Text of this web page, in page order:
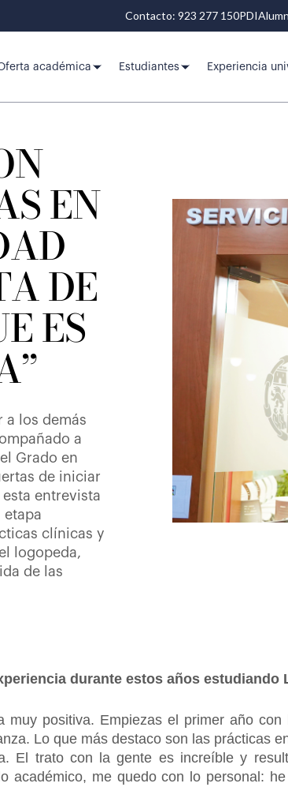
Contacto: 923 277 150PDI
académica Estudiantes Experiencia
EN
DE
ES
a los demás
a
Grado en
de iniciar
entrevista
etapa
clínicas y
logopeda,
de las
durante estos años estudiando
muy positiva. Empiezas el primer año
Lo que más destaco son las prácticas
El trato con la gente es increíble y
académico, me quedo con lo personal: